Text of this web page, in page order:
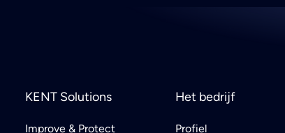
KENT Solutions
Improve & Protect
Het bedrijf
Profiel